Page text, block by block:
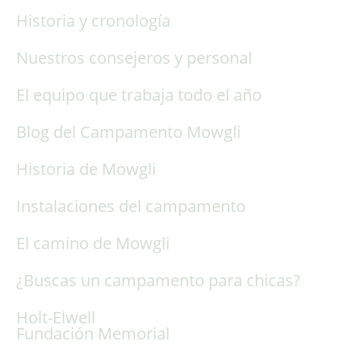
Historia y cronología
Nuestros consejeros y personal
El equipo que trabaja todo el año
Blog del Campamento Mowgli
Historia de Mowgli
Instalaciones del campamento
El camino de Mowgli
¿Buscas un campamento para chicas?
Holt-Elwell
Fundación Memorial